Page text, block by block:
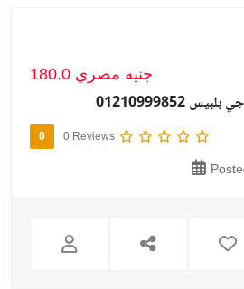
180.0 جنيه مصري
0 0 Reviews